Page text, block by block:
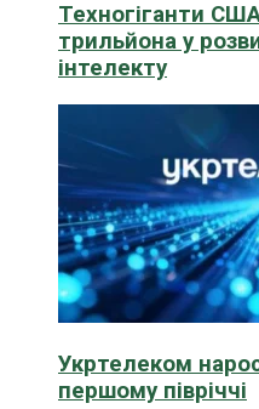
Техногіганти
трильйона у
інтелекту
Укртелеком
першому півріччі